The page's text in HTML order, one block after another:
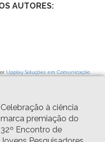
AUTORES:
Upplay Soluções em Comunicação
Celebração à ciência
marca premiação do
32º Encontro de